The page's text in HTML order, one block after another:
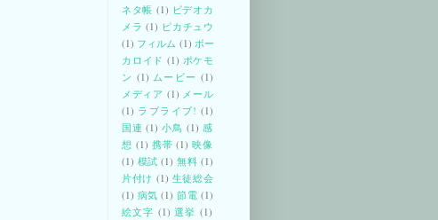
ネタ帳 (1) ビデオカ
メラ (1) ピカチュウ
(1) フィルム (1) ボー
カロイド (1) ポケモ
ン (1) ムービー (1)
メディア (1) メール
(1) ラブライブ! (1)
国連 (1) 小鳥 (1) 感
想 (1) 携帯 (1) 映像
(1) 模試 (1) 無料 (1)
片付け (1) 生徒総会
(1) 病気 (1) 節電 (1)
絵文字 (1) 選挙 (1)